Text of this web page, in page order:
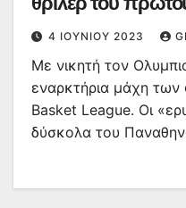
4 ΙΟΥΝΊΟΥ 2023
Με νικητή τον
εναρκτήρια μάχη των
Basket League. Οι
δύσκολα του